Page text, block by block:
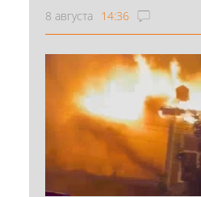
8 августа 14:36